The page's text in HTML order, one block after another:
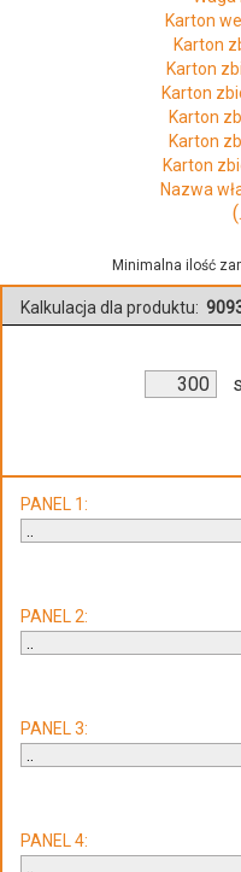
Karton
Karton
Karton
Karton
Karton
Karton
Karton
Nazwa
Minimalna ilość
Kalkulacja dla produktu:
PANEL 1:
PANEL 2:
PANEL 3:
PANEL 4: